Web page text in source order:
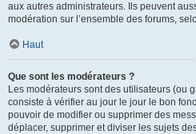
aux autres administrateurs. Ils peuvent
modération sur l’ensemble des forums,
Haut
Que sont les modérateurs ?
Les modérateurs sont des utilisateurs (ou
consiste à vérifier au jour le jour le bon
pouvoir de modifier ou supprimer des
déplacer, supprimer et diviser les sujets